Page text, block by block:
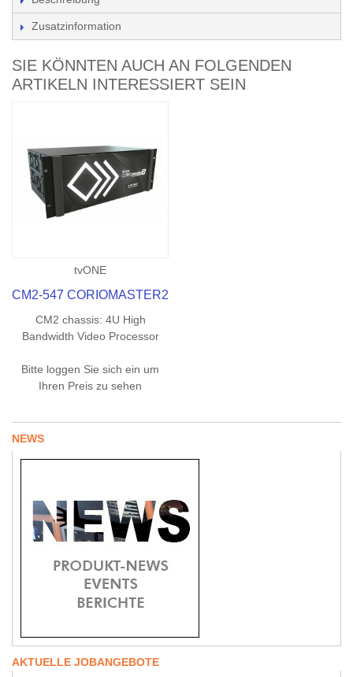
Zusatzinformation
SIE KÖNNTEN AUCH AN FOLGENDEN
ARTIKELN INTERESSIERT SEIN
tvONE
CM2-547 CORIOMASTER2
CM2 chassis: 4U High
Bandwidth Video Processor
Bitte loggen Sie sich ein um
Ihren Preis zu sehen
NEWS
AKTUELLE JOBANGEBOTE